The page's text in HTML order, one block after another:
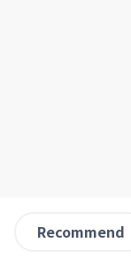
Recommend